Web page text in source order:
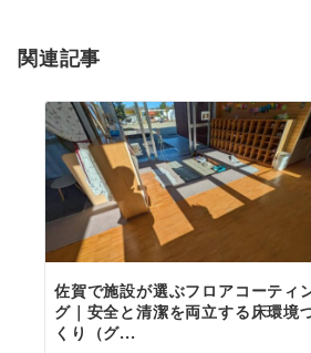
関連記事
佐賀で施設が選ぶフロアコーティ
グ｜安全と清潔を両立する床環境
くり（グ...